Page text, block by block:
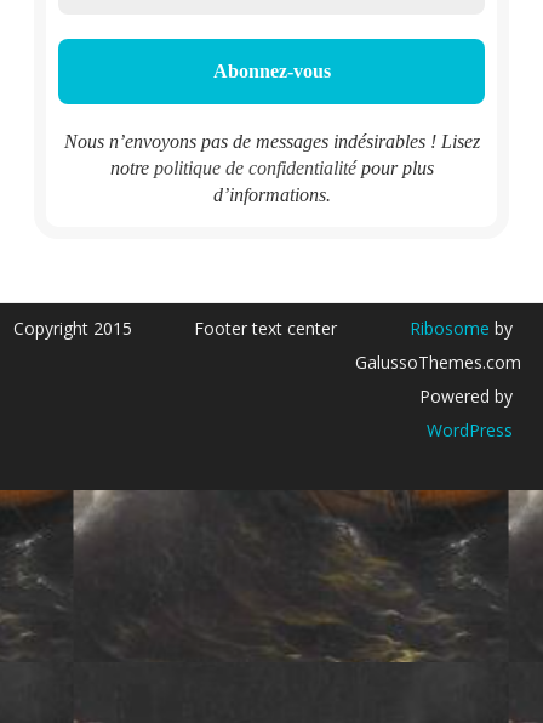
Nous n’envoyons pas de messages indésirables ! Lisez
notre politique de confidentialitépour plus
d’informations.
Copyright 2015 Footer text center Ribosome by
GalussoThemes.com
Powered by
WordPress